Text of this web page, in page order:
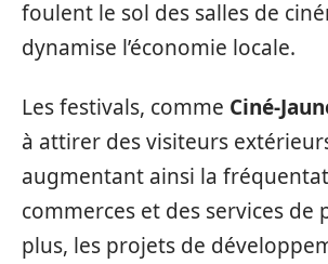
foulent le sol des salles de
dynamise l’économie locale.
Les festivals, comme Ciné-
à attirer des visiteurs
augmentant ainsi la
commerces et des services de
plus, les projets de